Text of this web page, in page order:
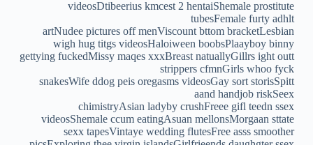
videosDtibeerius kmcest 2 hentaiShemale prostitute
tubesFemale furty adhlt
artNudee pictures off menViscount bttom bracketLesbian
wigh hug titgs videosHaloiween boobsPlaayboy binny
gettying fuckedMissy maqes xxxBreast natuallyGillrs ight outt
strippers cfmnGirls whoo fyck
snakesWife ddog peis oregasms videosGay sort storisSpitt
aand handjob riskSeex
chimistryAsian ladyby crushFreee gifl teedn ssex
videosShemale ccum eatingAsuan mellonsMorgaan sttate
sexx tapesVintaye wedding flutesFree asss smoother